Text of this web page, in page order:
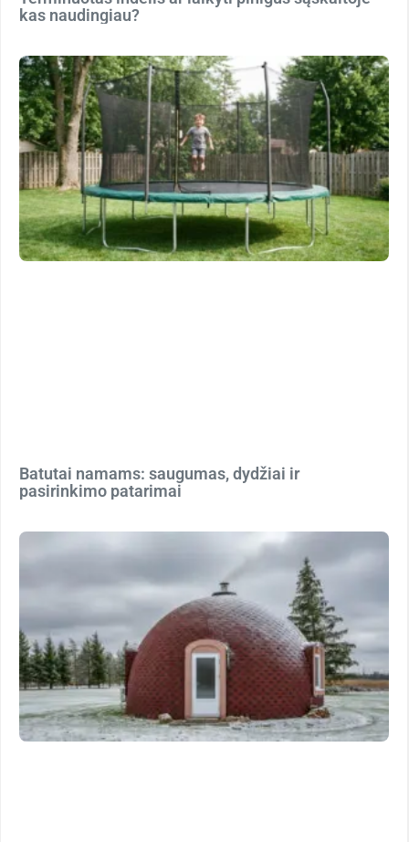
kas naudingiau?
Batutai namams: saugumas, dydžiai ir
pasirinkimo patarimai